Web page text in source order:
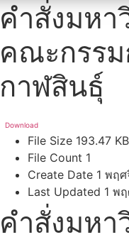
คำสั่งมห
คณะกรร
กาฬสินธุ์
Download
File Size 193.47 KB
File Count 1
Create Date 1 พฤ
Last Updated 1 พ
คำสั่งมห